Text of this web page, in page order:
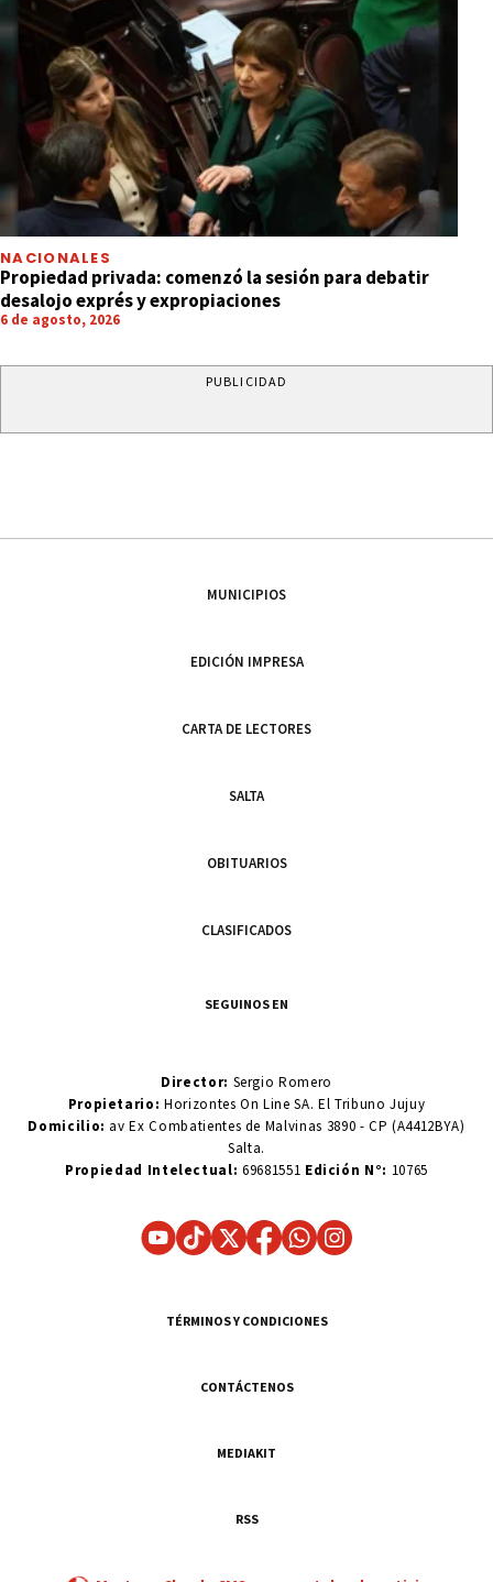
NACIONALES
Propiedad privada: comenzó la sesión para debatir
desalojo exprés y expropiaciones
6 de agosto, 2026
PUBLICIDAD
MUNICIPIOS
EDICIÓN IMPRESA
CARTA DE LECTORES
SALTA
OBITUARIOS
CLASIFICADOS
SEGUINOS EN
Director: Sergio Romero
Propietario:Horizontes On Line SA. El Tribuno Jujuy
Domicilio: av Ex Combatientes de Malvinas 3890 - CP (A4412BYA)
Salta.
Propiedad Intelectual: 69681551 Edición N°: 10765
TÉRMINOS Y CONDICIONES
CONTÁCTENOS
MEDIAKIT
RSS